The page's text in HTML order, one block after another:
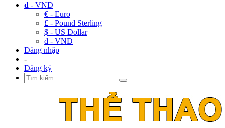
đ - VND
€ - Euro
£ - Pound Sterling
$ - US Dollar
đ - VND
Đăng nhập
-
Đăng ký